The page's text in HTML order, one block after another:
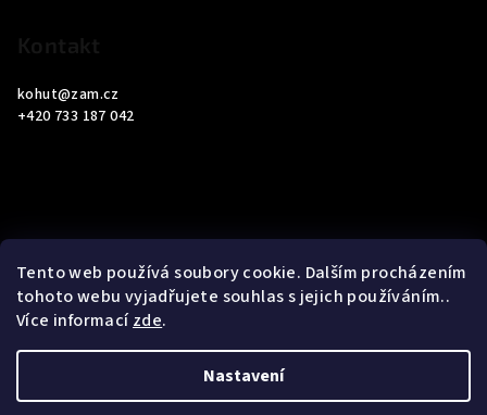
Tento web používá soubory cookie. Dalším procházením
tohoto webu vyjadřujete souhlas s jejich používáním..
Více informacízde.
Nastavení
kohut@zam.cz
+420 733 187 042
Informace pro vás
Obchodní podmínky